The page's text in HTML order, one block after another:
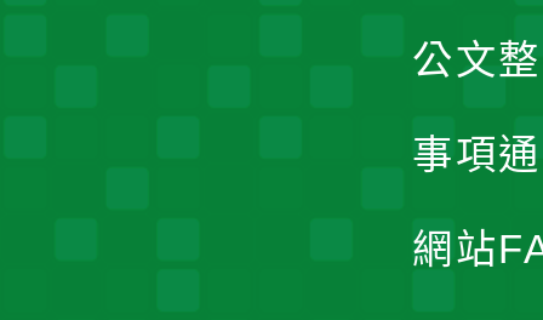
公文
事項
網站